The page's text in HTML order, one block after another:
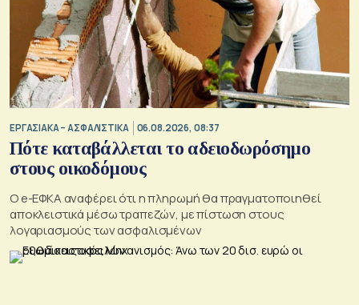
ΕΡΓΑΣΙΑΚΑ – ΑΣΦΑΛΙΣΤΙΚΑ 06.08.2026, 08:37
Πότε καταβάλλεται το αδειοδωρόσημο
στους οικοδόμους
O e-ΕΦΚΑ αναφέρει ότι η πληρωμή θα πραγματοποιηθεί
αποκλειστικά μέσω τραπεζών, με πίστωση στους
λογαριασμούς των ασφαλισμένων